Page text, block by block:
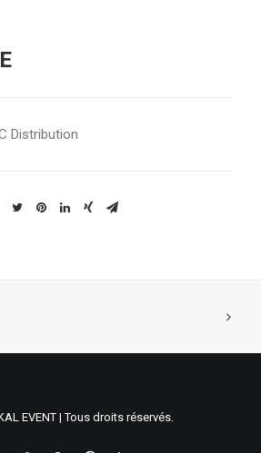
Distribution
EVENT | Tous droits réservés.